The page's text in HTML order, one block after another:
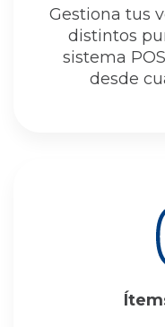
Gestiona tus
distintos
sistema
desde